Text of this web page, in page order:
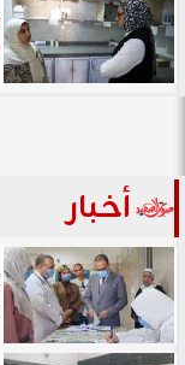
أخبار